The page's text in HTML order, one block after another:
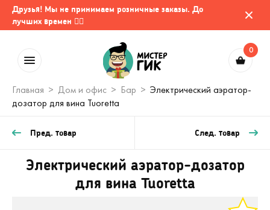
Друзья! Мы не принимаем розничные заказы. До
лучших времен 🤷‍♂️
0
Главная Дом и офис Бар
Электрический аэратор-
дозатор для вина Tuoretta
Пред. товар След. товар
Электрический аэратор-дозатор
для вина Tuoretta